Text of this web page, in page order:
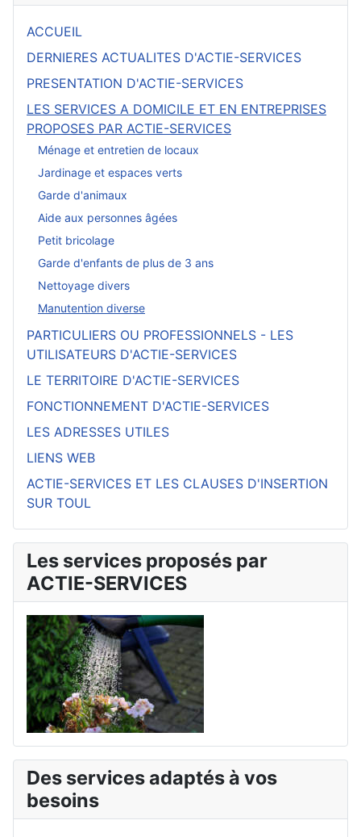
ACCUEIL
DERNIERES ACTUALITES D'ACTIE-SERVICES
PRESENTATION D'ACTIE-SERVICES
LES SERVICES A DOMICILE ET EN ENTREPRISES
PROPOSES PAR ACTIE-SERVICES
Ménage et entretien de locaux
Jardinage et espaces verts
Garde d'animaux
Aide aux personnes âgées
Petit bricolage
Garde d'enfants de plus de 3 ans
Nettoyage divers
Manutention diverse
PARTICULIERS OU PROFESSIONNELS - LES
UTILISATEURS D'ACTIE-SERVICES
LE TERRITOIRE D'ACTIE-SERVICES
FONCTIONNEMENT D'ACTIE-SERVICES
LES ADRESSES UTILES
LIENS WEB
ACTIE-SERVICES ET LES CLAUSES D'INSERTION
SUR TOUL
Les services proposés par
ACTIE-SERVICES
Des services adaptés à vos
besoins